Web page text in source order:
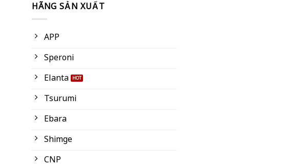
HÃNG SẢN XUẤT
APP
Speroni
Elanta
Tsurumi
Ebara
Shimge
CNP